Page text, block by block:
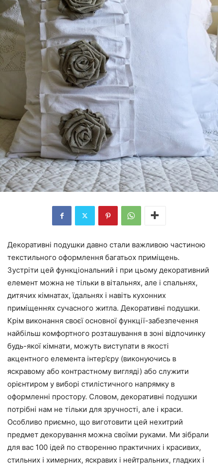
Декоративні подушки давно стали важливою частиною
текстильного оформлення багатьох приміщень.
Зустріти цей функціональний і при цьому декоративний
елемент можна не тільки в вітальнях, але і спальнях,
дитячих кімнатах, їдальнях і навіть кухонних
приміщеннях сучасного житла. Декоративні подушки.
Крім виконання своєї основної функції-забезпечення
найбільш комфортного розташування в зоні відпочинку
будь-якої кімнати, можуть виступати в якості
акцентного елемента інтер’єру (виконуючись в
яскравому або контрастному вигляді) або служити
орієнтиром у виборі стилістичного напрямку в
оформленні простору. Словом, декоративні подушки
потрібні нам не тільки для зручності, але і краси.
Особливо приємно, що виготовити цей нехитрий
предмет декорування можна своїми руками. Ми зібрали
для вас 100 ідей по створенню практичних і красивих,
стильних і химерних, яскравих і нейтральних, гладких і